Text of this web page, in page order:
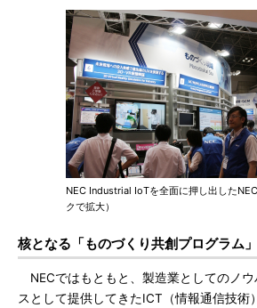
NEC Industrial IoTを全面に押し出した
クで拡大）
核となる「ものづくり共創プログラム」
NECではもともと、製造業としてのノ
スとして提供してきたICT（情報通信技術